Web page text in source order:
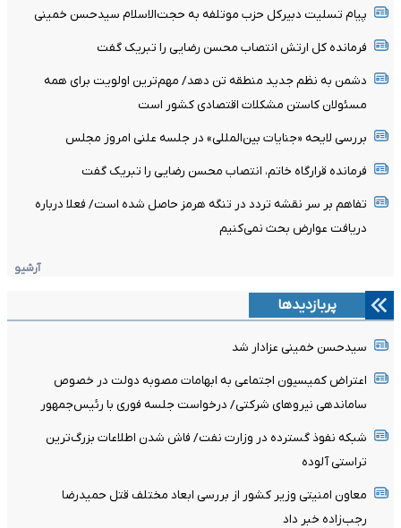
پیام تسلیت دبیرکل حزب موتلفه به حجت‌الاسلام سیدحسن خمینی
فرمانده کل ارتش انتصاب محسن رضایی را تبریک گفت
دشمن به نظم جدید منطقه تن دهد/ مهم‌ترین اولویت برای همه
مسئولان کاستن مشکلات اقتصادی کشور است
بررسی لایحه «جنایات بین‌المللی» در جلسه علنی امروز مجلس
فرمانده قرارگاه خاتم، انتصاب محسن رضایی را تبریک گفت
تفاهم بر سر نقشه تردد در تنگه هرمز حاصل شده است/ فعلا درباره
دریافت عوارض بحث نمی‌کنیم
آرشیو
پربازدیدها
سیدحسن خمینی عزادار شد
اعتراض کمیسیون اجتماعی به ابهامات مصوبه دولت در خصوص
ساماندهی نیروهای شرکتی/ درخواست جلسه فوری با رئیس‌جمهور
شبکه نفوذ گسترده در وزارت نفت/ فاش شدن اطلاعات بزرگ‌ترین
تراستی‌ آلوده
معاون امنیتی وزیر کشور از بررسی ابعاد مختلف قتل حمیدرضا
رجب‌زاده خبر داد